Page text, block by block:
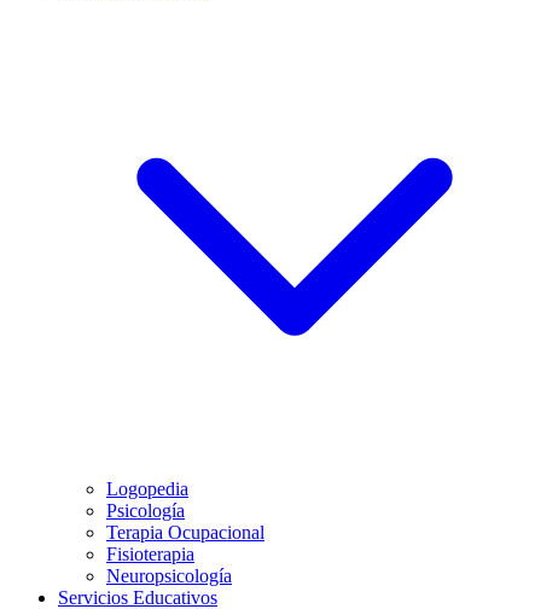
Logopedia
Psicología
Terapia Ocupacional
Fisioterapia
Neuropsicología
Servicios Educativos